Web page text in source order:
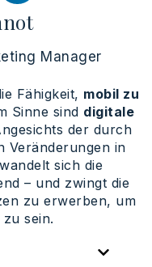
Manager
Fähigkeit, mobil zu
Sinne sind digitale
der durch
Veränderungen in
sich die
– und zwingt die
zu erwerben, um
sein.